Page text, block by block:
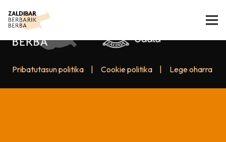
Pribatutasun politika Cookie politika Lege oharra